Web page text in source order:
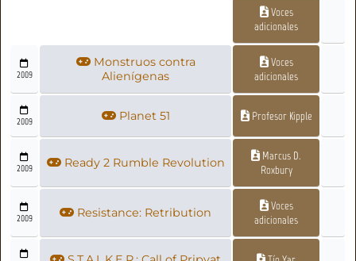
Voces
adicionales
2009
Monstruos contra
Alienígenas
Voces
adicionales
2009 Planet 51 Profesor Kipple
2009 Ready 2 Rumble Revolution
Marcus D.
Roxbury
2009 Resistance: Retribution
Voces
adicionales